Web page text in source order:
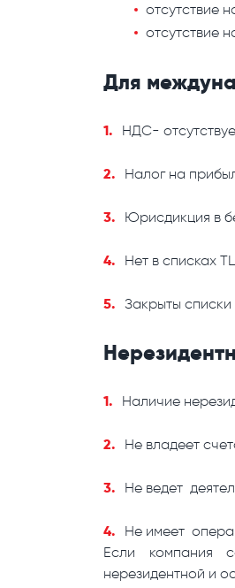
отсутствие
отсутствие
Для
НДС-
Налог на
Юрисдикция в
Нет в списках
Закрыты
Наличие
Не владеет
Не ведет
Не имеет
Если компания
нерезидентной и